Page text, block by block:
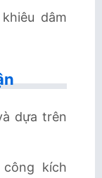
dâm
dựa trên
kích